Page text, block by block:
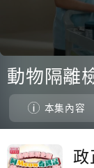
seconds
of
seconds
動物隔離
本集內容
政